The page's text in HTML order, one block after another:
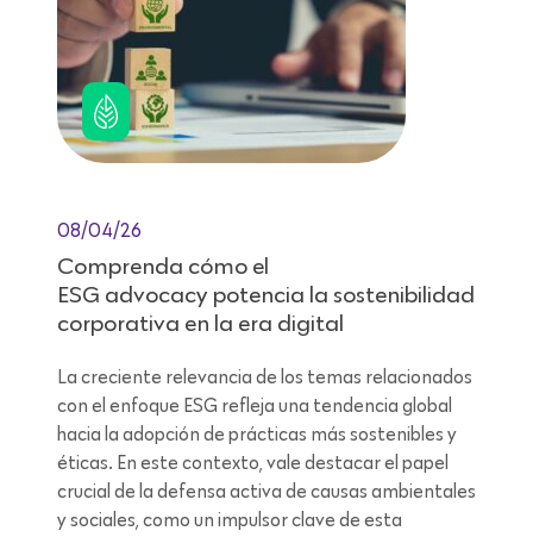
08/04/26
Comprenda cómo el
ESG advocacy potencia la sostenibilidad
corporativa en la era digital
La creciente relevancia de los temas relacionados
con el enfoque ESG refleja una tendencia global
hacia la adopción de prácticas más sostenibles y
éticas. En este contexto, vale destacar el papel
crucial de la defensa activa de causas ambientales
y sociales, como un impulsor clave de esta